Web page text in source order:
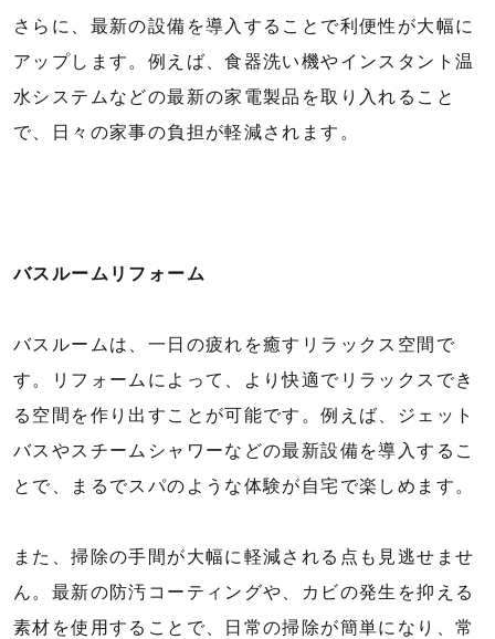
さらに、最新の設備を導入することで利便性が大幅に
アップします。例えば、食器洗い機やインスタント温
水システムなどの最新の家電製品を取り入れること
で、日々の家事の負担が軽減されます。
バスルームリフォーム
バスルームは、一日の疲れを癒すリラックス空間で
す。リフォームによって、より快適でリラックスでき
る空間を作り出すことが可能です。例えば、ジェット
バスやスチームシャワーなどの最新設備を導入するこ
とで、まるでスパのような体験が自宅で楽しめます。
また、掃除の手間が大幅に軽減される点も見逃せませ
ん。最新の防汚コーティングや、カビの発生を抑える
素材を使用することで、日常の掃除が簡単になり、常